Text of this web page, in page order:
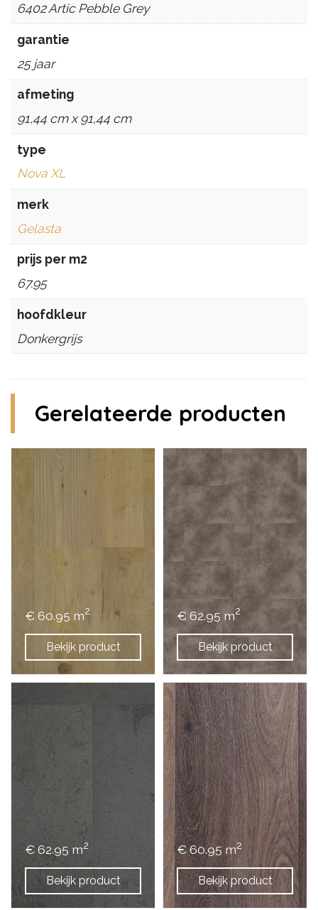
6402 Artic Pebble Grey
garantie
25 jaar
afmeting
91,44 cm x 91,44 cm
type
Nova XL
merk
Gelasta
prijs per m2
67.95
hoofdkleur
Donkergrijs
Gerelateerde producten
Bekijk product
€ 60.95 m2
Bekijk product
€ 62.95 m2
Bekijk product
€ 62.95 m2
Bekijk product
€ 60.95 m2